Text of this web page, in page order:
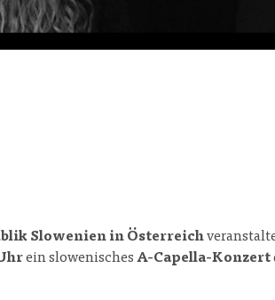
Slowenien in Österreich
ein slowenisches A-Capella-Konzert